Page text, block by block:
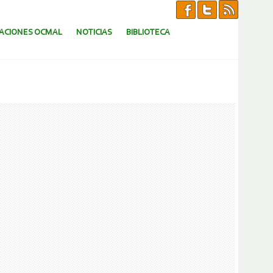
OCMAL NOTICIAS BIBLIOTECA